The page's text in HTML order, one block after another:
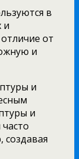
в
и
от
и
и
и
создавая